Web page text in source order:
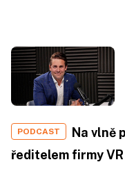
PODCAST
Na vlně
ředitelem firmy